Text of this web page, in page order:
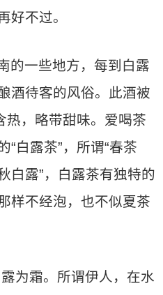
好不过。
一些地方，每到白露
酒待客的风俗。此酒被
热，略带甜味。爱喝茶
“白露茶”，所谓“春茶
白露”，白露茶有独特的
样不经泡，也不似夏茶
为霜。所谓伊人，在水